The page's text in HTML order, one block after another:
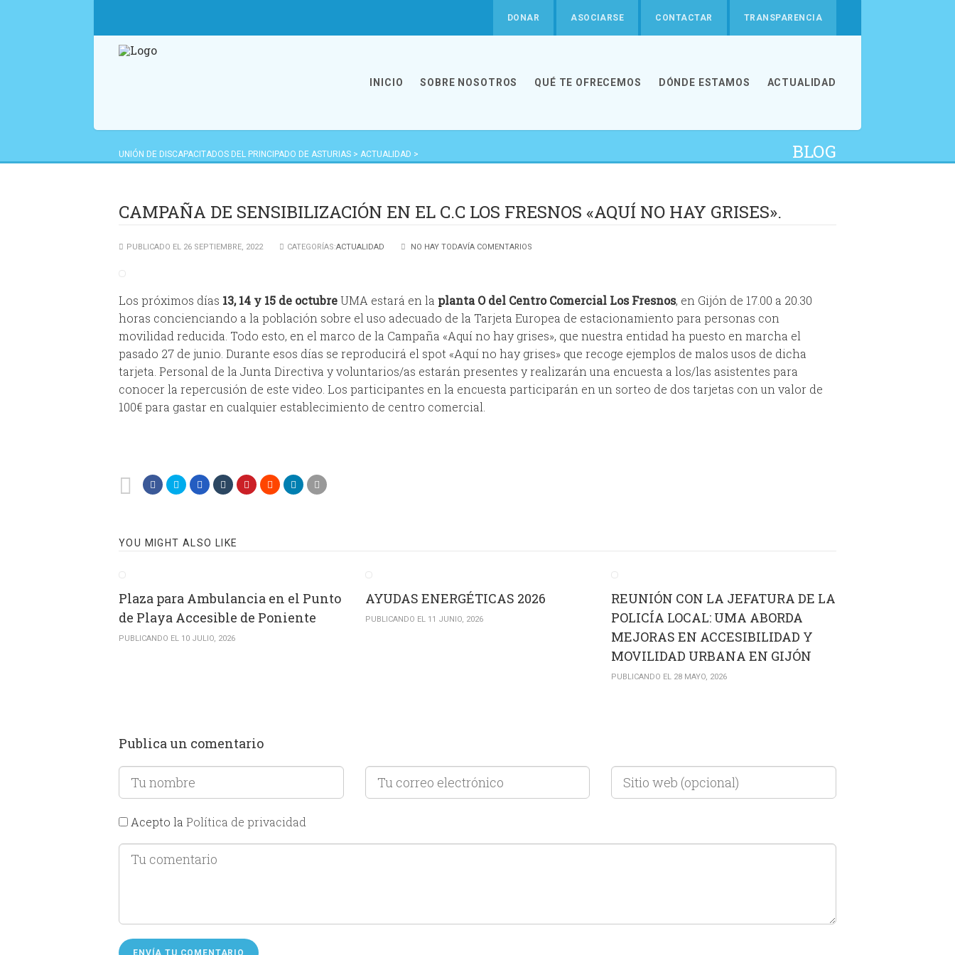
DONAR ASOCIARSE CONTACTAR TRANSPARENCIA
INICIO SOBRE NOSOTROS QUÉ TE OFRECEMOS DÓNDE ESTAMOS ACTUALIDAD
UNIÓN DE DISCAPACITADOS DEL PRINCIPADO DE ASTURIAS > ACTUALIDAD >
BLOG
CAMPAÑA DE SENSIBILIZACIÓN EN EL C.C LOS FRESNOS «AQUÍ NO HAY GRISES».
PUBLICADO EL 26 SEPTIEMBRE, 2022 CATEGORÍAS:ACTUALIDAD NO HAY TODAVÍA COMENTARIOS
Los próximos días 13, 14 y 15 de octubreUMA estará en la planta O del Centro Comercial Los Fresnos, en Gijón de 17.00 a 20.30
horas concienciando a la población sobre el uso adecuado de la Tarjeta Europea de estacionamiento para personas con
movilidad reducida. Todo esto, en el marco de la Campaña «Aquí no hay grises», que nuestra entidad ha puesto en marcha el
pasado 27 de junio. Durante esos días se reproducirá el spot «Aquí no hay grises» que recoge ejemplos de malos usos de dicha
tarjeta. Personal de la Junta Directiva y voluntarios/as estarán presentes y realizarán una encuesta a los/las asistentes para
conocer la repercusión de este video. Los participantes en la encuesta participarán en un sorteo de dos tarjetas con un valor de
100€ para gastar en cualquier establecimiento de centro comercial.
YOU MIGHT ALSO LIKE
Plaza para Ambulancia en el Punto
de Playa Accesible de Poniente
PUBLICANDO EL 10 JULIO, 2026
AYUDAS ENERGÉTICAS 2026
PUBLICANDO EL 11 JUNIO, 2026
REUNIÓN CON LA JEFATURA DE LA
POLICÍA LOCAL: UMA ABORDA
MEJORAS EN ACCESIBILIDAD Y
MOVILIDAD URBANA EN GIJÓN
PUBLICANDO EL 28 MAYO, 2026
Publica un comentario
Acepto la Política de privacidad